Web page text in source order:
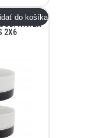
WATER
2X6